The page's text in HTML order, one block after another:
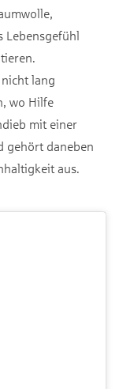
Lebensgefühl
lang
wo Hilfe
mit einer
gehört daneben
aus.